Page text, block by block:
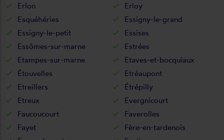
Erlon
Erloy
Esquéhéries
Essigny-le-grand
Essigny-le-petit
Essises
Essômes-sur-marne
Estrées
Etampes-sur-marne
Etaves-et-bocquiaux
Étouvelles
Etréaupont
Etreillers
Étrépilly
Etreux
Evergnicourt
Faucoucourt
Faverolles
Fayet
Fère-en-tardenois